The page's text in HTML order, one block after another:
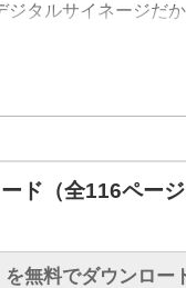
タルサイネージだ
したデジタルサイネー
パっとサイネージ機
ても、コンテンツの
率よく仕事を行うか
ド（全116ページ
無料でダウンロー